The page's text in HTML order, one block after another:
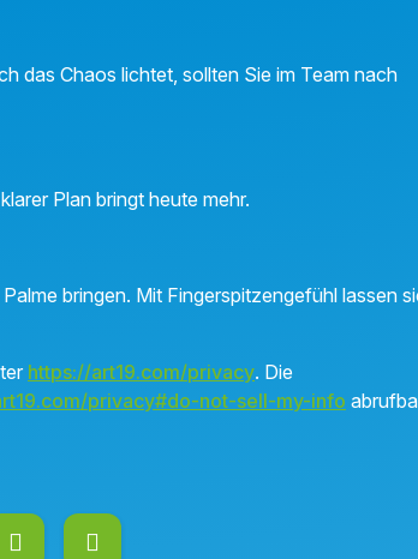
das Chaos lichtet, sollten Sie im Team nach
Plan bringt heute mehr.
bringen. Mit Fingerspitzengefühl lassen
https://art19.com/privacy. Die
privacy#do-not-sell-my-info